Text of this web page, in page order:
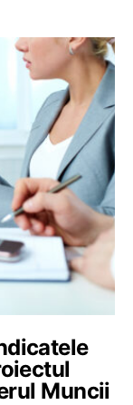
Muncii